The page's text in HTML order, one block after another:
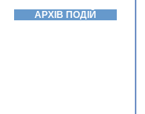
АРХІВ ПОДІЙ